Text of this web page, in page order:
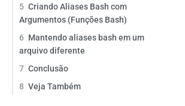
5 Criando Aliases Bash com
Argumentos (Funções Bash)
6 Mantendo aliases bash em um
arquivo diferente
7 Conclusão
8 Veja Também